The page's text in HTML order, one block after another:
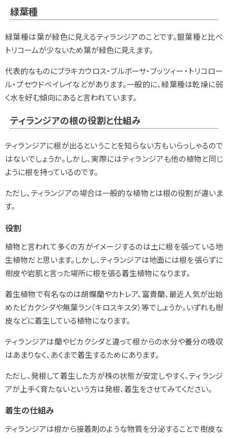
緑葉種
緑葉種は葉が緑色に見えるティランジアのことです。銀葉種と比べ
トリコームが少ないため葉が緑色に見えます。
代表的なものにブラキカウロス・ブルボーサ・ブッツィー・トリコロー
ル・プセウドベイレイなどがあります。一般的に、緑葉種は乾燥に弱
く水を好む傾向にあると言われています。
ティランジアの根の役割と仕組み
ティランジアに根が出るということを知らない方もいらっしゃるので
はないでしょうか。しかし、実際にはティランジアも他の植物と同じ
ように根を持っているのです。
ただし、ティランジアの場合は一般的な植物とは根の役割が違いま
す。
役割
植物と言われて多くの方がイメージするのは土に根を張っている地
生植物だと思います。しかし、ティランジアは地面には根を張らずに
樹皮や岩肌と言った場所に根を張る着生植物になります。
着生植物で有名なのは胡蝶蘭やカトレア、富貴蘭、最近人気が出始
めたビカクシダや無葉ラン（キロスキスタ）等でしょうか。いずれも樹
皮などに着生している植物になります。
ティランジアは蘭やビカクシダと違って根からの水分や養分の吸収
はあまりなく、あくまで着生するためにあります。
ただし、発根して着生した方が株の状態が安定しやすく、ティランジ
アが上手く育たないという方は発根、着生をさせてみてください。
着生の仕組み
ティランジアは根から接着剤のような物質を分泌することで樹皮な